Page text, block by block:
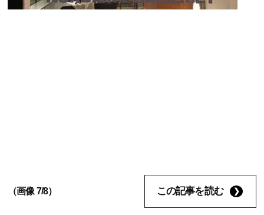
（画像 7/8） この記事を読む